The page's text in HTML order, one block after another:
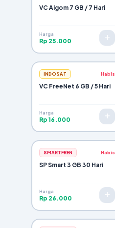
VC Aigom 7 GB / 7 Hari
Harga
Rp 25.000
INDOSAT Habis
VC FreeNet 6 GB / 5 Hari
Harga
Rp 16.000
SMARTFREN Habis
SP Smart 3 GB 30 Hari
Harga
Rp 26.000